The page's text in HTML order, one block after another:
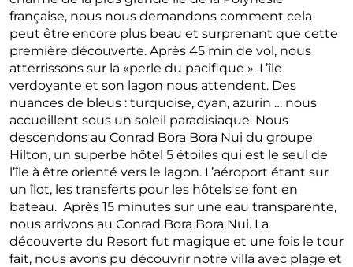
française, nous nous demandons comment cela
peut être encore plus beau et surprenant que cette
première découverte. Après 45 min de vol, nous
atterrissons sur la «perle du pacifique ». L’île
verdoyante et son lagon nous attendent. Des
nuances de bleus : turquoise, cyan, azurin … nous
accueillent sous un soleil paradisiaque. Nous
descendons au Conrad Bora Bora Nui du groupe
Hilton, un superbe hôtel 5 étoiles qui est le seul de
l’île à être orienté vers le lagon. L’aéroport étant sur
un îlot, les transferts pour les hôtels se font en
bateau. Après 15 minutes sur une eau transparente,
nous arrivons au Conrad Bora Bora Nui. La
découverte du Resort fut magique et une fois le tour
fait, nous avons pu découvrir notre villa avec plage et